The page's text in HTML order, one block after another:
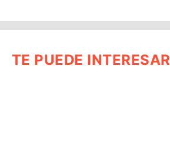
TE PUEDE INTERESAR